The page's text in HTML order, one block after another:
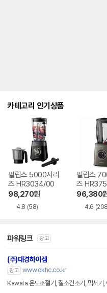
카테고리 인기상품
필립스 5000시리
즈 HR3034/00
98,270원
4.8 (58)
필립스
즈
96,380
4.6
파워링크 광고
(주)대경하이켐
광고 www.dkhc.co.kr
Kawata 온도조절기, 질소건조기, 믹서기,